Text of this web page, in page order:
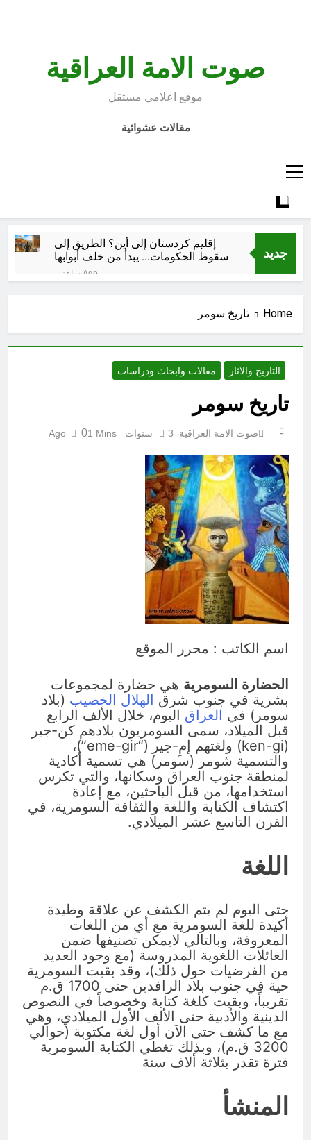
صوت الامة العراقية
موقع اعلامي مستقل
مقالات عشوائية
جديد
إقليم كردستان إلى أين؟ الطريق إلى
سقوط الحكومات… يبدأ من خلف أبوابها
المغلقةساعتين Ago
احياء ليلة الجمعة (نعمة بالكسر والفتح،
نعمة ونعمت، نعمة ونعيم)
الجرح النرجسي وتضخم الذات
مشروع إنساني .. بدأ بكرتونة أدوية
مجانية وانتهى بـ”صيدليات”خيرية !
اتفاق مكة.. لحظة إعادة تشكيل
للتوازنات الإقليمية
من حلف بغداد إلى الحلف السعودي
التركي الباكستاني- وفوائد انضمام
شعراء العراق الذين بقيت قبورهم في
المنافي.. ووصايا لم تُنفذ
لوحة النشوة / راي الفلسفة
التجريدية للانسان
الولاية التكوينية / راي الفلسفة
10 ساعات Ago
Home تاريخ سومر
التاريخ والاثار مقالات وابحاث ودراسات
تاريخ سومر
صوت الامة العراقية 3 سنوات Ago 01 Mins
اسم الكاتب : محرر الموقع
الحضارة السومرية هي حضارة لمجموعات
بشرية في جنوب شرق الهلال الخصيب (بلاد
سومر) في العراق اليوم، خلال الألف الرابع
قبل الميلاد، سمى السومريون بلادهم كن-جير
(ken-gi) ولغتهم إمِ-جير (“eme-gir”)،
والتسمية شومر (سومر) هي تسمية أكادية
لمنطقة جنوب العراق وسكانها، والتي تكرس
استخدامها، من قبل الباحثين، مع إعادة
اكتشاف الكتابة واللغة والثقافة السومرية، في
القرن التاسع عشر الميلادي.
اللغة
حتى اليوم لم يتم الكشف عن علاقة وطيدة
أكيدة للغة السومرية مع أي من اللغات
المعروفة، وبالتالي لايمكن تصنيفها ضمن
العائلات اللغوية المدروسة (مع وجود العديد
من الفرضيات حول ذلك)، وقد بقيت السومرية
حية في جنوب بلاد الرافدين حتى 1700 ق.م
تقريباً، وبقيت كلغة كتابة وخصوصاً في النصوص
الدينية والأدبية حتى الألف الأول الميلادي، وهي
مع ما كشف حتى الآن أول لغة مكتوبة (حوالي
3200 ق.م)، وبذلك تغطي الكتابة السومرية
فترة تقدر بثلاثة ألاف سنة
المنشأ